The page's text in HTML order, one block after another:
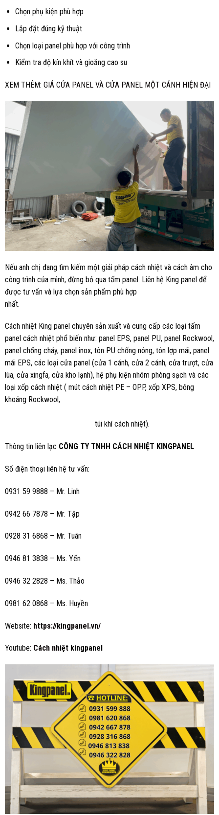
Chọn phụ kiện phù hợp
Lắp đặt đúng kỹ thuật
Chọn loại panel phù hợp với công trình
Kiểm tra độ kín khít và gioăng cao su
XEM THÊM: GIÁ CỬA PANEL VÀ CỬA PANEL MỘT CÁNH HIỆN ĐẠI
Nếu anh chị đang tìm kiếm một giải pháp cách nhiệt và cách âm cho
công trình của mình, đừng bỏ qua tấm panel. Liên hệ King panel để
được tư vấn và lựa chọn sản phẩm phù hợp
Cách nhiệt King panel chuyên sản xuất và cung cấp các loại tấm
panel cách nhiệt phổ biến như: panel EPS, panel PU, panel Rockwool,
panel chống cháy, panel inox, tôn PU chống nóng, tôn lợp mái, panel
mái EPS, các loại cửa panel (cửa 1 cánh, cửa 2 cánh, cửa trượt, cửa
lùa, cửa xingfa, cửa kho lạnh), hệ phụ kiện nhôm phòng sạch và các
loại xốp cách nhiệt ( mút cách nhiệt PE – OPP, xốp XPS, bông
khoáng Rockwool,
túi khí cách nhiệt).
Thông tin liên lạc CÔNG TY TNHH CÁCH NHIỆT KINGPANEL
Số điện thoại liên hệ tư vấn:
0931 59 9888 – Mr. Linh
0942 66 7878 – Mr. Tập
0928 31 6868 – Mr. Tuân
0946 81 3838 – Ms. Yến
0946 32 2828 – Ms. Thảo
0981 62 0868 – Ms. Huyền
Website: https://kingpanel.vn/
Youtube: Cách nhiệt kingpanel